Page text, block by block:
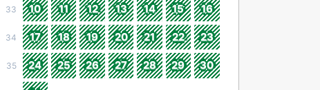
33 10 11 12 13 14 15 16
34 17 18 19 20 21 22 23
35 24 25 26 27 28 29 30